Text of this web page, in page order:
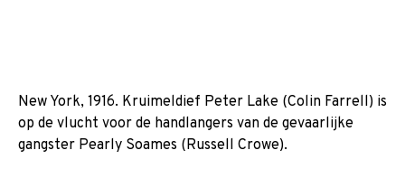
New York, 1916. Kruimeldief Peter Lake (Colin Farrell) is
op de vlucht voor de handlangers van de gevaarlijke
gangster Pearly Soames (Russell Crowe).